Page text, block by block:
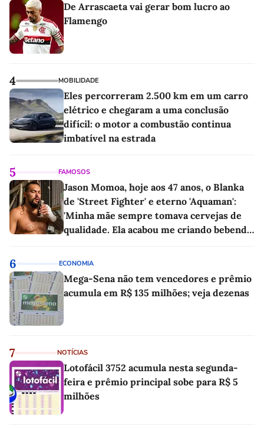
De Arrascaeta vai gerar bom lucro ao
Flamengo
4 MOBILIDADE
Eles percorreram 2.500 km em um carro
elétrico e chegaram a uma conclusão
difícil: o motor a combustão continua
imbatível na estrada
5 FAMOSOS
Jason Momoa, hoje aos 47 anos, o Blanka
de 'Street Fighter' e eterno 'Aquaman':
'Minha mãe sempre tomava cervejas de
qualidade. Ela acabou me criando bebendo
6 ECONOMIA
Mega-Sena não tem vencedores e prêmio
acumula em R$ 135 milhões; veja dezenas
7 NOTÍCIAS
Lotofácil 3752 acumula nesta segunda-
feira e prêmio principal sobe para R$ 5
milhões